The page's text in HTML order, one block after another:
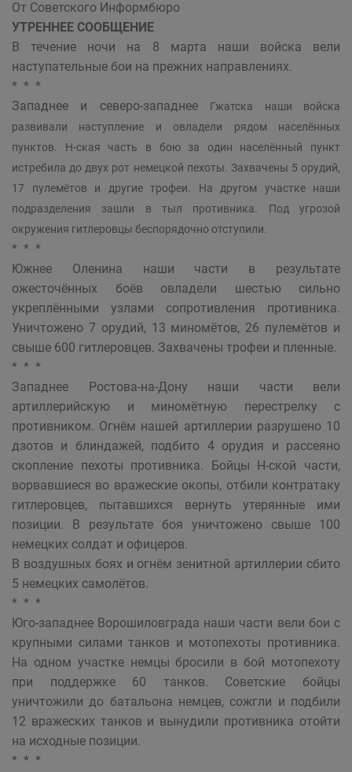
От Советского Информбюро
УТРЕННЕЕ СООБЩЕНИЕ
В течение ночи на 8 марта наши войска вели
наступательные бои на прежних направлениях.
* * *
Западнее и северо-западнее
Гжатска наши войска
развивали наступление и овладели рядом населённых
пунктов. Н-ская часть в бою за один населённый пункт
истребила до двух рот немецкой пехоты. Захвачены 5 орудий,
17 пулемётов и другие трофеи. На другом участке наши
подразделения зашли в тыл противника. Под угрозой
окружения гитлеровцы беспорядочно отступили.
* * *
Южнее Оленина наши части в результате
ожесточённых боёв овладели шестью сильно
укреплёнными узлами сопротивления противника.
Уничтожено 7 орудий, 13 миномётов, 26 пулемётов и
свыше 600 гитлеровцев. Захвачены трофеи и пленные.
* * *
Западнее Ростова-на-Дону наши части вели
артиллерийскую и миномётную перестрелку с
противником. Огнём нашей артиллерии разрушено 10
дзотов и блиндажей, подбито 4 орудия и рассеяно
скопление пехоты противника. Бойцы Н-ской части,
ворвавшиеся во вражеские окопы, отбили контратаку
гитлеровцев, пытавшихся вернуть утерянные ими
позиции. В результате боя уничтожено свыше 100
немецких солдат и офицеров.
В воздушных боях и огнём зенитной артиллерии сбито
5 немецких самолётов.
* * *
Юго-западнее Ворошиловграда наши части вели бои с
крупными силами танков и мотопехоты противника.
На одном участке немцы бросили в бой мотопехоту
при поддержке 60 танков. Советские бойцы
уничтожили до батальона немцев, сожгли и подбили
12 вражеских танков и вынудили противника отойти
на исходные позиции.
* * *